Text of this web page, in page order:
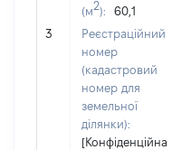
3
(м2):
60,1
Реєстраційний
номер
(кадастровий
номер для
земельної
ділянки):
[Конфіденційна